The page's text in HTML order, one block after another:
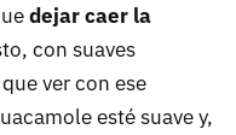
dejar caer la
con suaves
ver con ese
esté suave y,